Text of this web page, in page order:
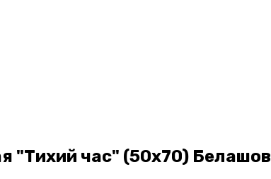
"Тихий час" (50х70) Белашов